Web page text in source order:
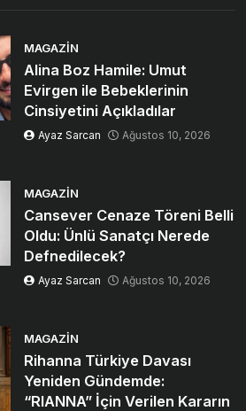
MAGAZIN
Alina Boz Hamile: Umut
Evirgen ile Bebeklerinin
Cinsiyetini Açıkladılar
Ayaz Sarcan Ağustos 10, 2026
MAGAZIN
Cansever Cenaze Töreni Belli
Oldu: Ünlü Sanatçı Nerede
Defnedilecek?
Ayaz Sarcan Ağustos 10, 2026
MAGAZIN
Rihanna Türkiye Davası
Yeniden Gündemde:
“RIANNA” İçin Verilen Kararın